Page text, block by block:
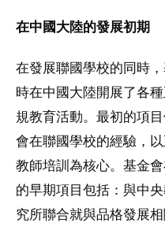
在中國大陸的發展初期
在發展聯國學校的同時
時在中國大陸開展了各
規教育活動。最初的項
會在聯國學校的經驗，
教師培訓為核心。基金
的早期項目包括：與中
究所聯合就與品格發展